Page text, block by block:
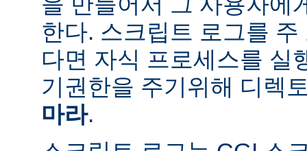
한다. 스크립트 로그를
다면 자식 프로세스를 실
기권한을 주기위해 디렉
마라.